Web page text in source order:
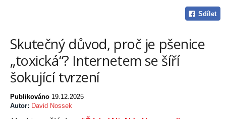
Sdílet
Skutečný důvod, proč je pšenice
„toxická“? Internetem se šíří
šokující tvrzení
Publikováno 19.12.2025
Autor: David Nossek